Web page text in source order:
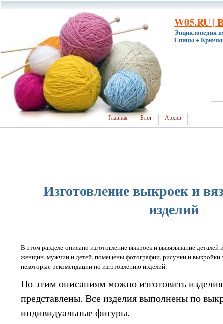
W05.RU |
Энциклопедия
Спицы +
Главная Блог Архив
Изготовление выкроек и
изделий
В этом разделе описано изготовление выкроек и вывязывание деталей
женщин, мужчин и детей, помещены фотографии, рисунки и выкройки
некоторые рекомендации по изготовлению изделий.
По этим описаниям можно изготовить
представлены. Все изделия выполнены по
индивидуальные фигуры.